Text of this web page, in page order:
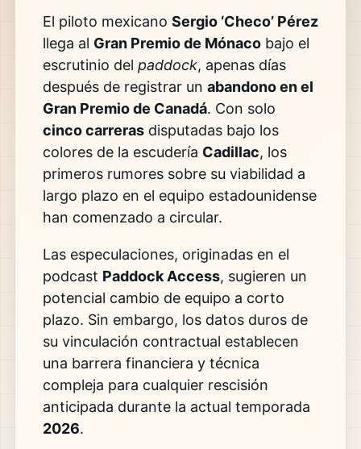
El piloto mexicano Sergio ‘Checo’ Pérez
llega al Gran Premio de Mónacobajo el
escrutinio del paddock, apenas días
después de registrar un abandono en el
Gran Premio de Canadá. Con solo
cinco carrerasdisputadas bajo los
colores de la escudería Cadillac, los
primeros rumores sobre su viabilidad a
largo plazo en el equipo estadounidense
han comenzado a circular.
Las especulaciones, originadas en el
podcast Paddock Access, sugieren un
potencial cambio de equipo a corto
plazo. Sin embargo, los datos duros de
su vinculación contractual establecen
una barrera financiera y técnica
compleja para cualquier rescisión
anticipada durante la actual temporada
2026.